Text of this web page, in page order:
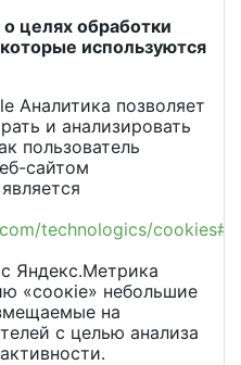
целях обработки
используются
Аналитика позволяет
и анализировать
пользователь
сайтом
technologics/
Яндекс.Метрика
«соокie» небольшие
на
с целью анализа